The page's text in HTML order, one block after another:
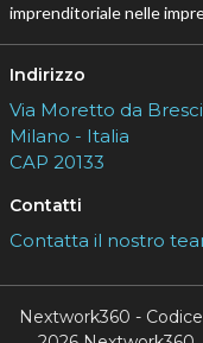
imprenditoriale nelle
Indirizzo
Via Moretto da
Milano - Italia
CAP 20133
Contatti
Contatta il nostro
Nextwork360 -